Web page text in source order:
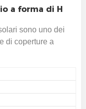
a forma di H
sono uno dei
di coperture a